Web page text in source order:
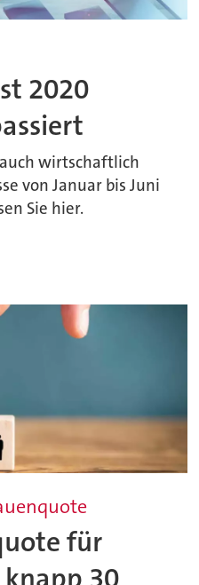
2020
wirtschaftlich
von Januar bis Juni
Sie hier.
für